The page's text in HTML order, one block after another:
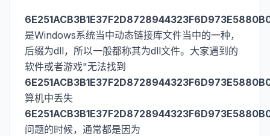
是Windows系统当中动态链接库文件当中的一种，
后缀为dll，所以一般都称其为dll文件。大家遇到的
软件或者游戏"无法找到
算机中丢失
问题的时候，通常都是因为